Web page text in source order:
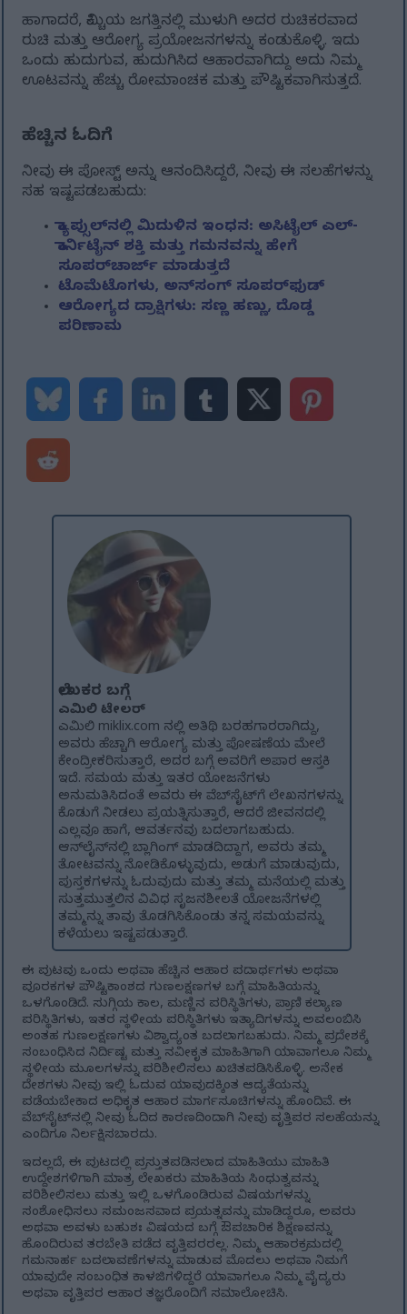
ಹಾಗಾದರೆ, ಕಿಮ್ಚಿಯ ಜಗತ್ತಿನಲ್ಲಿ ಮುಳುಗಿ ಅದರ ರುಚಿಕರವಾದ
ರುಚಿ ಮತ್ತು ಆರೋಗ್ಯ ಪ್ರಯೋಜನಗಳನ್ನು ಕಂಡುಕೊಳ್ಳಿ. ಇದು
ಒಂದು ಹುದುಗುವ, ಹುದುಗಿಸಿದ ಆಹಾರವಾಗಿದ್ದು ಅದು ನಿಮ್ಮ
ಊಟವನ್ನು ಹೆಚ್ಚು ರೋಮಾಂಚಕ ಮತ್ತು ಪೌಷ್ಟಿಕವಾಗಿಸುತ್ತದೆ.
ಹೆಚ್ಚಿನ ಓದಿಗೆ
ನೀವು ಈ ಪೋಸ್ಟ್ ಅನ್ನು ಆನಂದಿಸಿದ್ದರೆ, ನೀವು ಈ ಸಲಹೆಗಳನ್ನು
ಸಹ ಇಷ್ಟಪಡಬಹುದು:
ಕ್ಯಾಪ್ಸುಲ್‌ನಲ್ಲಿ ಮಿದುಳಿನ ಇಂಧನ: ಅಸಿಟೈಲ್ ಎಲ್-
ಕಾರ್ನಿಟೈನ್ ಶಕ್ತಿ ಮತ್ತು ಗಮನವನ್ನು ಹೇಗೆ
ಸೂಪರ್‌ಚಾರ್ಜ್ ಮಾಡುತ್ತದೆ
ಟೊಮೆಟೊಗಳು, ಅನ್‌ಸಂಗ್ ಸೂಪರ್‌ಫುಡ್
ಆರೋಗ್ಯದ ದ್ರಾಕ್ಷಿಗಳು: ಸಣ್ಣ ಹಣ್ಣು, ದೊಡ್ಡ
ಪರಿಣಾಮ
ಲೇಖಕರ ಬಗ್ಗೆ
ಎಮಿಲಿ ಟೇಲರ್
ಎಮಿಲಿ miklix.com ನಲ್ಲಿ ಅತಿಥಿ ಬರಹಗಾರರಾಗಿದ್ದು,
ಅವರು ಹೆಚ್ಚಾಗಿ ಆರೋಗ್ಯ ಮತ್ತು ಪೋಷಣೆಯ ಮೇಲೆ
ಕೇಂದ್ರೀಕರಿಸುತ್ತಾರೆ, ಅದರ ಬಗ್ಗೆ ಅವರಿಗೆ ಅಪಾರ ಆಸಕ್ತಿ
ಇದೆ. ಸಮಯ ಮತ್ತು ಇತರ ಯೋಜನೆಗಳು
ಅನುಮತಿಸಿದಂತೆ ಅವರು ಈ ವೆಬ್‌ಸೈಟ್‌ಗೆ ಲೇಖನಗಳನ್ನು
ಕೊಡುಗೆ ನೀಡಲು ಪ್ರಯತ್ನಿಸುತ್ತಾರೆ, ಆದರೆ ಜೀವನದಲ್ಲಿ
ಎಲ್ಲವೂ ಹಾಗೆ, ಆವರ್ತನವು ಬದಲಾಗಬಹುದು.
ಆನ್‌ಲೈನ್‌ನಲ್ಲಿ ಬ್ಲಾಗಿಂಗ್ ಮಾಡದಿದ್ದಾಗ, ಅವರು ತಮ್ಮ
ತೋಟವನ್ನು ನೋಡಿಕೊಳ್ಳುವುದು, ಅಡುಗೆ ಮಾಡುವುದು,
ಪುಸ್ತಕಗಳನ್ನು ಓದುವುದು ಮತ್ತು ತಮ್ಮ ಮನೆಯಲ್ಲಿ ಮತ್ತು
ಸುತ್ತಮುತ್ತಲಿನ ವಿವಿಧ ಸೃಜನಶೀಲತೆ ಯೋಜನೆಗಳಲ್ಲಿ
ತಮ್ಮನ್ನು ತಾವು ತೊಡಗಿಸಿಕೊಂಡು ತನ್ನ ಸಮಯವನ್ನು
ಕಳೆಯಲು ಇಷ್ಟಪಡುತ್ತಾರೆ.
ಈ ಪುಟವು ಒಂದು ಅಥವಾ ಹೆಚ್ಚಿನ ಆಹಾರ ಪದಾರ್ಥಗಳು ಅಥವಾ
ಪೂರಕಗಳ ಪೌಷ್ಟಿಕಾಂಶದ ಗುಣಲಕ್ಷಣಗಳ ಬಗ್ಗೆ ಮಾಹಿತಿಯನ್ನು
ಒಳಗೊಂಡಿದೆ. ಸುಗ್ಗಿಯ ಕಾಲ, ಮಣ್ಣಿನ ಪರಿಸ್ಥಿತಿಗಳು, ಪ್ರಾಣಿ ಕಲ್ಯಾಣ
ಪರಿಸ್ಥಿತಿಗಳು, ಇತರ ಸ್ಥಳೀಯ ಪರಿಸ್ಥಿತಿಗಳು ಇತ್ಯಾದಿಗಳನ್ನು ಅವಲಂಬಿಸಿ
ಅಂತಹ ಗುಣಲಕ್ಷಣಗಳು ವಿಶ್ವಾದ್ಯಂತ ಬದಲಾಗಬಹುದು. ನಿಮ್ಮ ಪ್ರದೇಶಕ್ಕೆ
ಸಂಬಂಧಿಸಿದ ನಿರ್ದಿಷ್ಟ ಮತ್ತು ನವೀಕೃತ ಮಾಹಿತಿಗಾಗಿ ಯಾವಾಗಲೂ ನಿಮ್ಮ
ಸ್ಥಳೀಯ ಮೂಲಗಳನ್ನು ಪರಿಶೀಲಿಸಲು ಖಚಿತಪಡಿಸಿಕೊಳ್ಳಿ. ಅನೇಕ
ದೇಶಗಳು ನೀವು ಇಲ್ಲಿ ಓದುವ ಯಾವುದಕ್ಕಿಂತ ಆದ್ಯತೆಯನ್ನು
ಪಡೆಯಬೇಕಾದ ಅಧಿಕೃತ ಆಹಾರ ಮಾರ್ಗಸೂಚಿಗಳನ್ನು ಹೊಂದಿವೆ. ಈ
ವೆಬ್‌ಸೈಟ್‌ನಲ್ಲಿ ನೀವು ಓದಿದ ಕಾರಣದಿಂದಾಗಿ ನೀವು ವೃತ್ತಿಪರ ಸಲಹೆಯನ್ನು
ಎಂದಿಗೂ ನಿರ್ಲಕ್ಷಿಸಬಾರದು.
ಇದಲ್ಲದೆ, ಈ ಪುಟದಲ್ಲಿ ಪ್ರಸ್ತುತಪಡಿಸಲಾದ ಮಾಹಿತಿಯು ಮಾಹಿತಿ
ಉದ್ದೇಶಗಳಿಗಾಗಿ ಮಾತ್ರ. ಲೇಖಕರು ಮಾಹಿತಿಯ ಸಿಂಧುತ್ವವನ್ನು
ಪರಿಶೀಲಿಸಲು ಮತ್ತು ಇಲ್ಲಿ ಒಳಗೊಂಡಿರುವ ವಿಷಯಗಳನ್ನು
ಸಂಶೋಧಿಸಲು ಸಮಂಜಸವಾದ ಪ್ರಯತ್ನವನ್ನು ಮಾಡಿದ್ದರೂ, ಅವರು
ಅಥವಾ ಅವಳು ಬಹುಶಃ ವಿಷಯದ ಬಗ್ಗೆ ಔಪಚಾರಿಕ ಶಿಕ್ಷಣವನ್ನು
ಹೊಂದಿರುವ ತರಬೇತಿ ಪಡೆದ ವೃತ್ತಿಪರರಲ್ಲ. ನಿಮ್ಮ ಆಹಾರಕ್ರಮದಲ್ಲಿ
ಗಮನಾರ್ಹ ಬದಲಾವಣೆಗಳನ್ನು ಮಾಡುವ ಮೊದಲು ಅಥವಾ ನಿಮಗೆ
ಯಾವುದೇ ಸಂಬಂಧಿತ ಕಾಳಜಿಗಳಿದ್ದರೆ ಯಾವಾಗಲೂ ನಿಮ್ಮ ವೈದ್ಯರು
ಅಥವಾ ವೃತ್ತಿಪರ ಆಹಾರ ತಜ್ಞರೊಂದಿಗೆ ಸಮಾಲೋಚಿಸಿ.